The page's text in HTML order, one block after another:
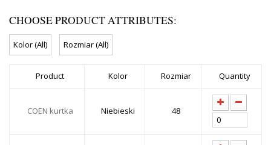
CHOOSE PRODUCT ATTRIBUTES:
Product Kolor Rozmiar Quantity
COEN kurtka Niebieski 48